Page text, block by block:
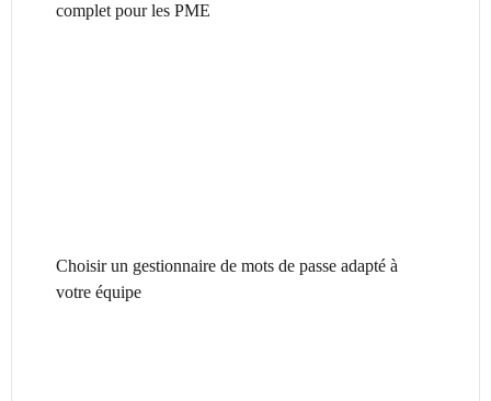
complet pour les PME
Choisir un gestionnaire de mots de passe adapté à
votre équipe